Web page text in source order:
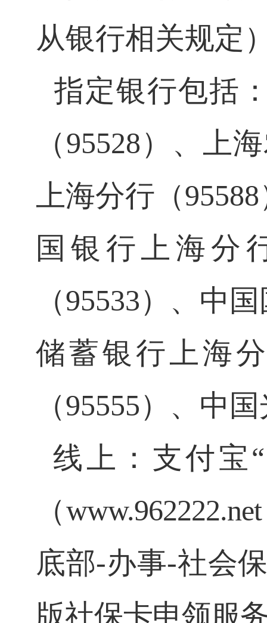
从银行相关规定
指定银行包括
（95528）、上
上海分行（
国银行上海分
（95533）、中
储蓄银行上海
（95555）、中
线上：支付宝
（
底部-办事-社会
版社保卡申领服